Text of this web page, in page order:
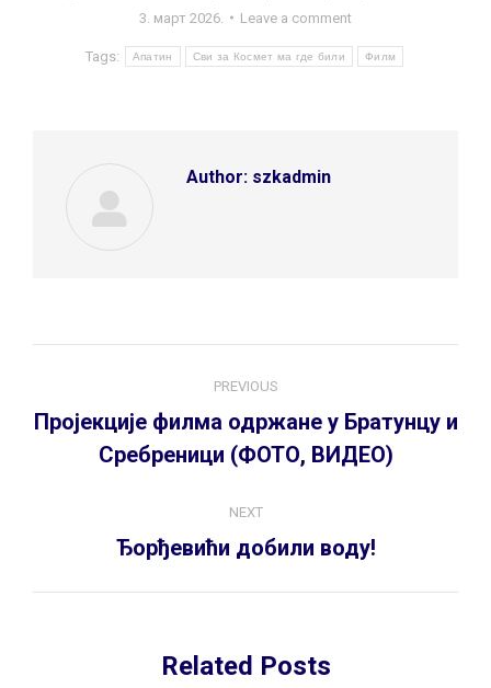
3. март 2026.
Leave a comment
Tags: Апатин Сви за Космет ма где били Филм
Author: szkadmin
navigation
PREVIOUS
Previous
post:
Пројекције филма одржане у Братунцу и
Сребреници (ФОТО, ВИДЕО)
NEXT
Next
Ђорђевићи добили воду!
Related Posts